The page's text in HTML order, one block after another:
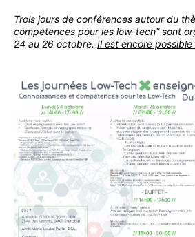
Trois jours de conférences autour du
compétences pour les low-tech” sont
24 au 26 octobre. Il est encore possible